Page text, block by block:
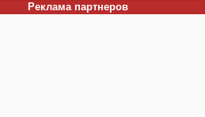
Реклама партнеров